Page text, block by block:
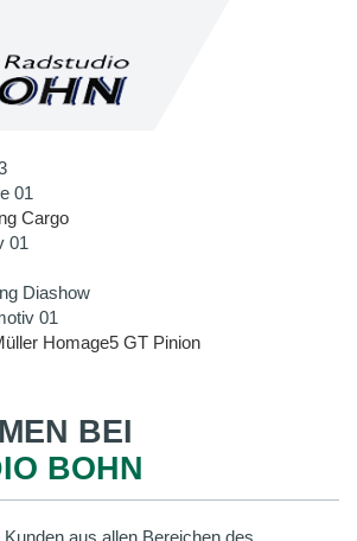
BEI
BOHN
aus allen Bereichen des